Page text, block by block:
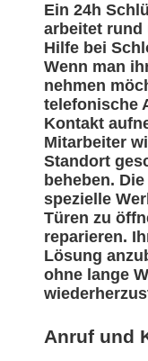
Ein 24h
arbeitet rund
Hilfe bei
Wenn man
nehmen
telefonische
Kontakt
Mitarbeiter
Standort
beheben.
spezielle
Türen zu
reparieren.
Lösung
ohne lange
Anruf und